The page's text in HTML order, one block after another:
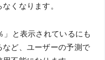
くなります。
と表示されているにも
ど、ユーザーの予測で